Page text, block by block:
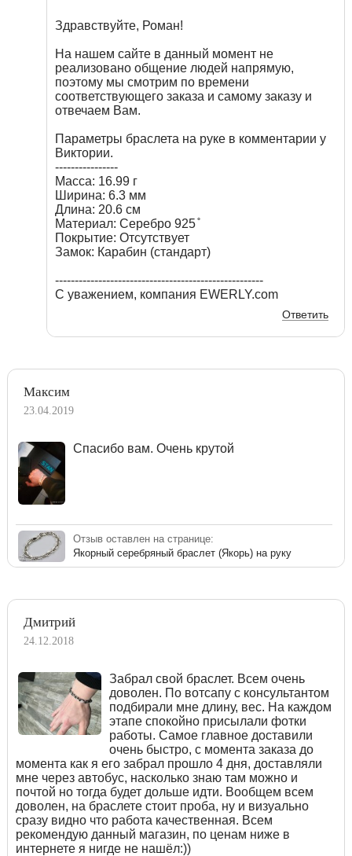
Здравствуйте, Роман!
На нашем сайте в данный момент не
реализовано общение людей напрямую,
поэтому мы смотрим по времени
соответствующего заказа и самому заказу и
отвечаем Вам.
Параметры браслета на руке в комментарии у
Виктории.
----------------
Масса: 16.99 г
Ширина: 6.3 мм
Длина: 20.6 см
Материал: Серебро 925 ̊
Покрытие: Отсутствует
Замок: Карабин (стандарт)
-----------------------------------------------------
С уважением, компания EWERLY.com
Ответить
Максим
23.04.2019
Спасибо вам. Очень крутой
Отзыв оставлен на странице:
Якорный серебряный браслет (Якорь) на руку
Дмитрий
24.12.2018
Забрал свой браслет. Всем очень
доволен. По вотсапу с консультантом
подбирали мне длину, вес. На каждом
этапе спокойно присылали фотки
работы. Самое главное доставили
очень быстро, с момента заказа до
момента как я его забрал прошло 4 дня, доставляли
мне через автобус, насколько знаю там можно и
почтой но тогда будет дольше идти. Вообщем всем
доволен, на браслете стоит проба, ну и визуально
сразу видно что работа качественная. Всем
рекомендую данный магазин, по ценам ниже в
интернете я нигде не нашёл:))